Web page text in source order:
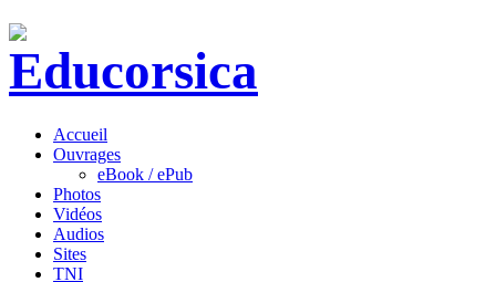
Accueil
Ouvrages
eBook / ePub
Photos
Vidéos
Audios
Sites
TNI